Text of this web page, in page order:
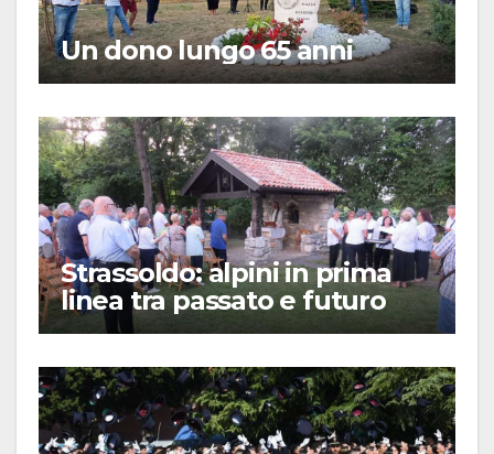
Un dono lungo 65 anni
Strassoldo: alpini in prima
linea tra passato e futuro